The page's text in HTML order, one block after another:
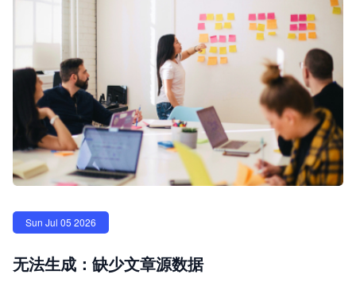
Sun Jul 05 2026
无法生成：缺少文章源数据